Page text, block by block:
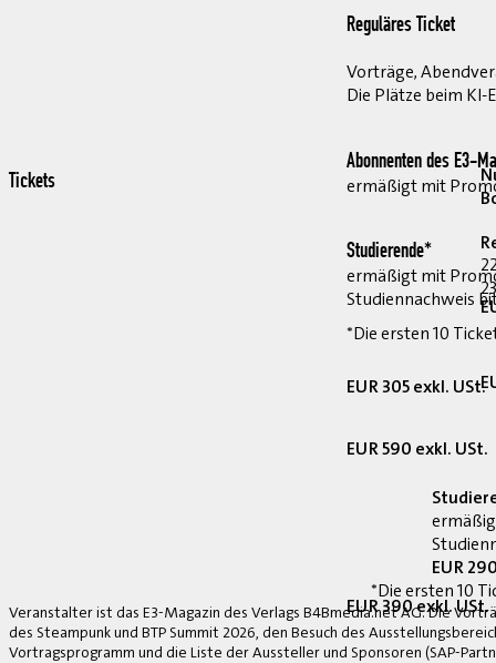
Reguläres Ticket
Vorträge,
Die Plätze beim
Abonnenten des E3-
ermäßigt mit
Studierende*
ermäßigt mit
Studiennachweis
*Die ersten 10
EUR 305 exkl. USt.
EUR 590 exkl. USt.
EUR 390 exkl. USt.
Tickets
EUR
*Die ersten 10
Veranstalter ist das E3-Magazin des Verlags B4Bmedia.net AG. Die
des Steampunk und BTP Summit 2026, den Besuch des
Vortragsprogramm und die Liste der Aussteller und Sponsoren (SAP-